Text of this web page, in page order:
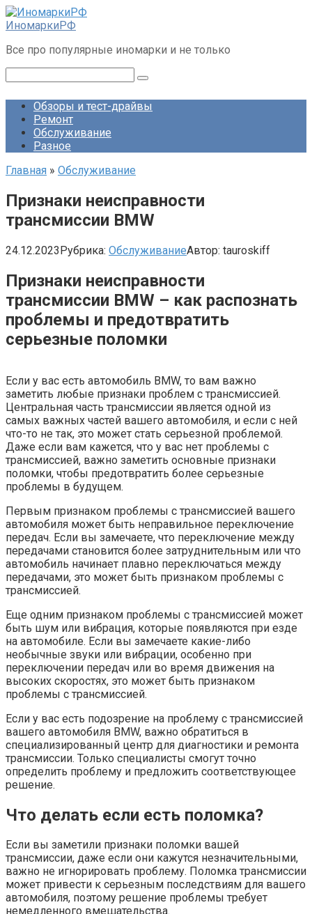
Перейти
к
ИномаркиРФ
Все про популярные иномарки и не только
Обзоры и тест-драйвы
Ремонт
Обслуживание
Разное
Главная » Обслуживание
Признаки неисправности
трансмиссии BMW
24.12.2023Рубрика: ОбслуживаниеАвтор: tauroskiff
Признаки неисправности
трансмиссии BMW – как распознать
проблемы и предотвратить
серьезные поломки
Если у вас есть автомобиль BMW, то вам важно
заметить любые признаки проблем с трансмиссией.
Центральная часть трансмиссии является одной из
самых важных частей вашего автомобиля, и если с ней
что-то не так, это может стать серьезной проблемой.
Даже если вам кажется, что у вас нет проблемы с
трансмиссией, важно заметить основные признаки
поломки, чтобы предотвратить более серьезные
проблемы в будущем.
Первым признаком проблемы с трансмиссией вашего
автомобиля может быть неправильное переключение
передач. Если вы замечаете, что переключение между
передачами становится более затруднительным или что
автомобиль начинает плавно переключаться между
передачами, это может быть признаком проблемы с
трансмиссией.
Еще одним признаком проблемы с трансмиссией может
быть шум или вибрация, которые появляются при езде
на автомобиле. Если вы замечаете какие-либо
необычные звуки или вибрации, особенно при
переключении передач или во время движения на
высоких скоростях, это может быть признаком
проблемы с трансмиссией.
Если у вас есть подозрение на проблему с трансмиссией
вашего автомобиля BMW, важно обратиться в
специализированный центр для диагностики и ремонта
трансмиссии. Только специалисты смогут точно
определить проблему и предложить соответствующее
решение.
Что делать если есть поломка?
Если вы заметили признаки поломки вашей
трансмиссии, даже если они кажутся незначительными,
важно не игнорировать проблему. Поломка трансмиссии
может привести к серьезным последствиям для вашего
автомобиля, поэтому решение проблемы требует
немедленного вмешательства.